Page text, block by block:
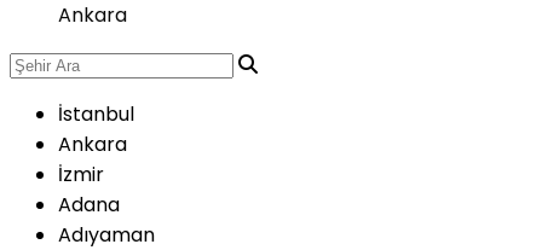
Ankara
İstanbul
Ankara
İzmir
Adana
Adıyaman